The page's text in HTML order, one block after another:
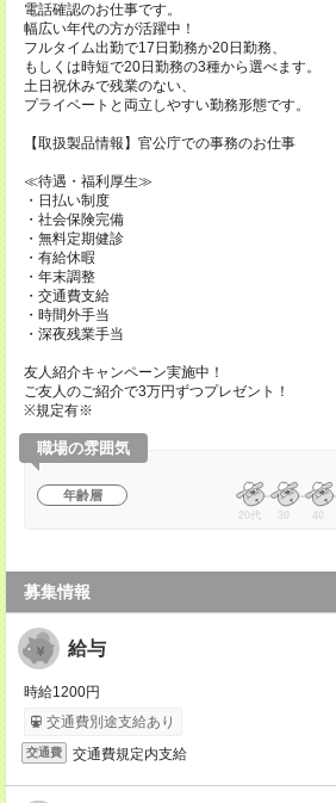
電話確認のお仕事です。
幅広い年代の方が活躍中！
フルタイム出勤で17日勤務か20日勤務、
もしくは時短で20日勤務の3種から選べます。
土日祝休みで残業のない、
プライベートと両立しやすい勤務形態です。
【取扱製品情報】官公庁での事務のお仕事
≪待遇・福利厚生≫
・日払い制度
・社会保険完備
・無料定期健診
・有給休暇
・年末調整
・交通費支給
・時間外手当
・深夜残業手当
友人紹介キャンペーン実施中！
ご友人のご紹介で3万円ずつプレゼント！
※規定有※
職場の雰囲気
年齢層
20代 30 40
募集情報
給与
時給1200円
交通費別途支給あり
交通費 交通費規定内支給